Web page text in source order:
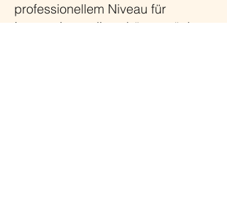
professionellem Niveau für
Interessierte, die zuhören möchten